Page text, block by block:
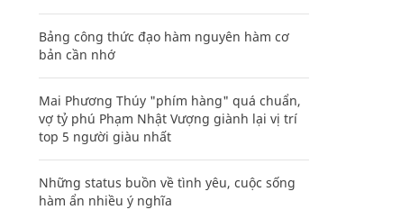
Bảng công thức đạo hàm nguyên hàm cơ
bản cần nhớ
Mai Phương Thúy "phím hàng" quá chuẩn,
vợ tỷ phú Phạm Nhật Vượng giành lại vị trí
top 5 người giàu nhất
Những status buồn về tình yêu, cuộc sống
hàm ẩn nhiều ý nghĩa